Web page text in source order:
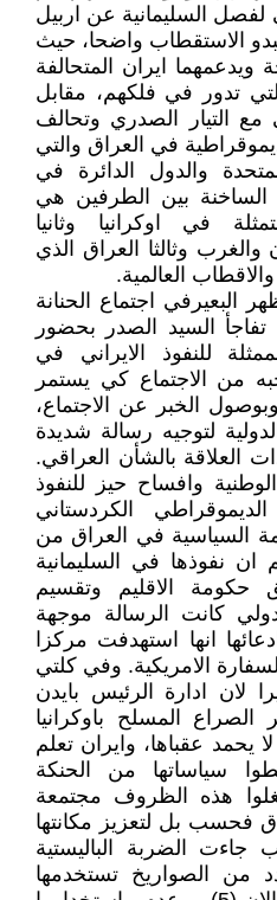
لفصل السليمانية عن اربيل
ثان.(4) وهنا يبدو الاستقطاب واضحا، حيث
ويدعمهما ايران المتحالفة
تدور في فلكهم، مقابل
التيار الصدري وتحالف
في العراق والتي
والدول الدائرة في
الساخنة بين الطرفين هي
في اوكرانيا وثانيا
والغرب وثالثا العراق الذي
العالمية.
اجتماع الحنانة
2022 عندما تفاجأ السيد الصدر بحضور
للنفوذ الايراني في
من الاجتماع كي يستمر
الخبر عن الاجتماع،
لتوجيه رسالة شديدة
العلاقة بالشأن العراقي.
وافساح حيز للنفوذ
الديموقراطي الكردستاني
السياسية في العراق من
ان نفوذها في السليمانية
الاقليم وتقسيم
كانت الرسالة موجهة
انها استهدفت مركزا
الامريكية. وفي كلتي
لان ادارة الرئيس بايدن
المسلح باوكرانيا
يحمد عقباها، وايران تعلم
سياساتها من الحنكة
هذه الظروف مجتمعة
فحسب بل لتعزيز مكانتها
جاءت الضربة الباليستية
من الصواريخ تستخدمها